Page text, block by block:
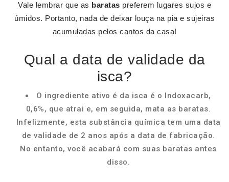
Vale lembrar que as baratas preferem lugares sujos e
úmidos. Portanto, nada de deixar louça na pia e sujeiras
acumuladas pelos cantos da casa!
Qual a data de validade da
isca?
O ingrediente ativo é da isca é o Indoxacarb,
0,6%, que atrai e, em seguida, mata as baratas.
Infelizmente, esta substância química tem uma data
de validade de 2 anos após a data de fabricação.
No entanto, você acabará com suas baratas antes
disso.